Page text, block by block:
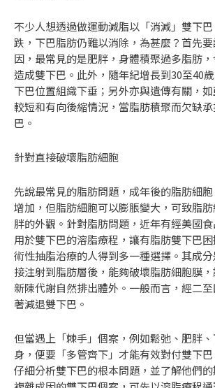
不少人想透過做運動減脂以「消減」雙下
跌，下巴脂肪仍難以消除，為甚麼？首先
因，最常見的是肥胖，身體積聚過多脂肪，
造成雙下巴。此外，隨年紀增長到30至40
下巴位置組織下垂；另外亦與遺傳有關，
較短和有向後縮情況，當脂肪積聚而欠缺
巴。
針對直接破壞脂肪細胞
先說最常見的脂肪問題，成年後的脂肪細
增加，但脂肪細胞可以膨脹變大，可致脂
胖的外觀。針對脂肪問題，近年有經美國
用於雙下巴的溶脂療程，讓有脂肪雙下巴
術性抽脂治療的人得到多一種選擇。其成
接注射到脂肪層後，能夠破壞脂肪細胞膜
新陳代謝自然排出體外。一般而言，經二
著減退雙下巴。
但當遇上「棘手」個案，例如鬆弛、肥胖
身，便要「多管齊下」才能有效對付雙下
仔細分析雙下巴的根本問題，並了解他們